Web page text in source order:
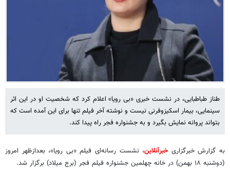
طناز طباطبایی، در نشست خبری «بی رویا» اعلام کرد که شخصیت او در این اثر
سینمایی، بیمار اسکیزوفرنی نیست و نوشته آخر فیلم تنها برای این آمده است که
بتواند پروانه نمایش بگیرد و به جشنواره فجر راه پیدا کند.
به گزارش خبرگزاریخبرآنلاین، نشست رسانه‌ای فیلم «بی رویا»، بعدازظهر امروز
(دوشنبه ۱۸ بهمن) در خانه چهلمین جشنواره فیلم فجر (برج میلاد) برگزار شد.